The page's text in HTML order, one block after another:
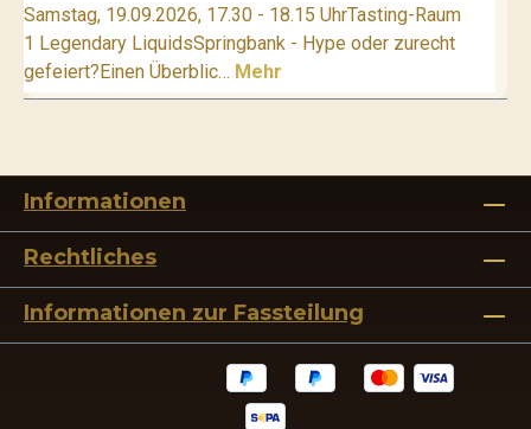
Samstag, 19.09.2026, 17.30 - 18.15 UhrTasting-Raum
1 Legendary LiquidsSpringbank - Hype oder zurecht
gefeiert?Einen Überblic… Mehr
Informationen
Rechtliches
Informationen zur Fassteilung